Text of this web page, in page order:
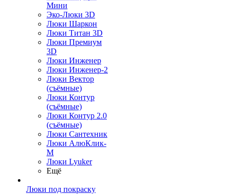
Мини
Эко-Люки 3D
Люки Шаркон
Люки Титан 3D
Люки Премиум
3D
Люки Инженер
Люки Инженер-2
Люки Вектор
(съёмные)
Люки Контур
(съёмные)
Люки Контур 2.0
(съёмные)
Люки Сантехник
Люки АлюКлик-
М
Люки Lyuker
Ещё
Люки под покраску